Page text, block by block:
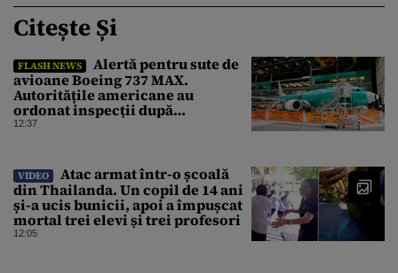
Citește Și
FLASH NEWS
Alertă pentru sute de
avioane Boeing 737 MAX.
Autoritățile americane au
ordonat inspecții după
descoperirea unor fisuri în
12:37
VIDEO
Atac armat într-o școală
din Thailanda. Un copil de 14 ani
și-a ucis bunicii, apoi a împușcat
mortal trei elevi și trei profesori
12:05